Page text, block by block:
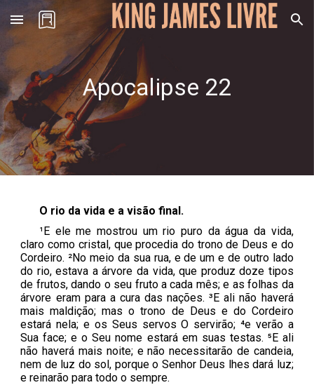
Skip to main content Skip to navigation
Apocalipse 22
O rio da vida e a visão final.
¹E ele me mostrou um rio puro da água da vida,
claro como cristal, que procedia do trono de Deus e do
Cordeiro. ²No meio da sua rua, e de um e de outro lado
do rio, estava a árvore da vida, que produz doze tipos
de frutos, dando o seu fruto a cada mês; e as folhas da
árvore eram para a cura das nações. ³E ali não haverá
mais maldição; mas o trono de Deus e do Cordeiro
estará nela; e os Seus servos O servirão; ⁴e verão a
Sua face; e o Seu nome estará em suas testas. ⁵E ali
não haverá mais noite; e não necessitarão de candeia,
nem de luz do sol, porque o Senhor Deus lhes dará luz;
e reinarão para todo o sempre.